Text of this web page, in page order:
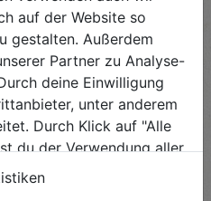
Rezepte
auf der Website so
gestalten. Außerdem
Partner zu Analyse-
deine Einwilligung
unter anderem
Durch Klick auf "Alle
du der Verwendung aller
anzeigen" findest du alle
Cookies, du kannst